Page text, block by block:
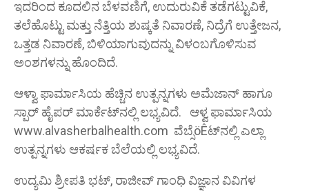
ಇದರಿಂದ ಕೂದಲಿನ ಬೆಳವಣಿಗೆ, ಉದುರುವಿಕೆ ತಡೆಗಟ್ಟುವಿಕೆ,
ತಲೆಹೊಟ್ಟು ಮತ್ತು ನೆತ್ತಿಯ ಶುಷ್ಕತೆ ನಿವಾರಣೆ, ನಿದ್ರೆಗೆ ಉತ್ತೇಜನ,
ಒತ್ತಡ ನಿವಾರಣೆ, ಬಿಳಿಯಾಗುವುದನ್ನು ವಿಳಂಬಗೊಳಿಸುವ
ಅಂಶಗಳನ್ನು ಹೊಂದಿದೆ.
ಆಳ್ವಾ ಫಾರ್ಮಾಸಿಯ ಹೆಚ್ಚಿನ ಉತ್ಪನ್ನಗಳು ಅಮೆಜಾನ್ ಹಾಗೂ
ಸ್ಪಾರ್ ಹೈಪರ್ ಮಾರ್ಕೆಟ್‌ನಲ್ಲಿ ಲಭ್ಯವಿದೆ. ಆಳ್ವ ಫಾರ್ಮಾಸಿಯ
www.alvasherbalhealth.com ವೆಬ್ಸೆöÊಟ್‌ನಲ್ಲಿ ಎಲ್ಲಾ
ಉತ್ಪನ್ನಗಳು ಆಕರ್ಷಕ ಬೆಲೆಯಲ್ಲಿ ಲಭ್ಯವಿದೆ.
ಉದ್ಯಮಿ ಶ್ರೀಪತಿ ಭಟ್, ರಾಜೀವ್ ಗಾಂಧಿ ವಿಜ್ಞಾನ ವಿವಿಗಳ